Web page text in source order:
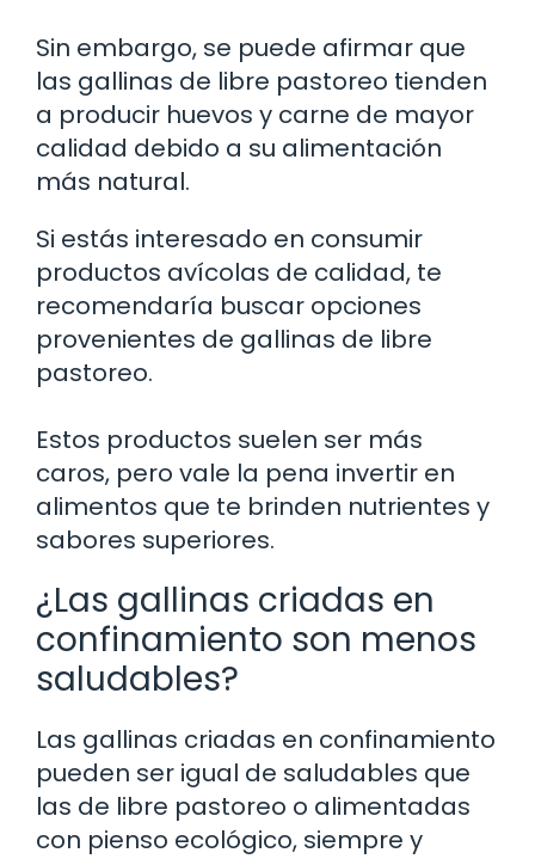
Sin embargo, se puede afirmar que
las gallinas de libre pastoreo tienden
a producir huevos y carne de mayor
calidad debido a su alimentación
más natural.
Si estás interesado en consumir
productos avícolas de calidad, te
recomendaría buscar opciones
provenientes de gallinas de libre
pastoreo.
Estos productos suelen ser más
caros, pero vale la pena invertir en
alimentos que te brinden nutrientes y
sabores superiores.
¿Las gallinas criadas en
confinamiento son menos
saludables?
Las gallinas criadas en confinamiento
pueden ser igual de saludables que
las de libre pastoreo o alimentadas
con pienso ecológico, siempre y